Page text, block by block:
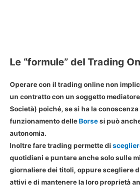
Le “formule” del Trading
Operare con il trading online non
un contratto con un soggetto
Società) poiché, se si ha la
funzionamento delleBorsesi può
autonomia.
Inoltre fare trading permette di
quotidiani e puntare anche solo sulle
giornaliere dei titoli, oppure scegliere
attivi e di mantenere la loro proprietà